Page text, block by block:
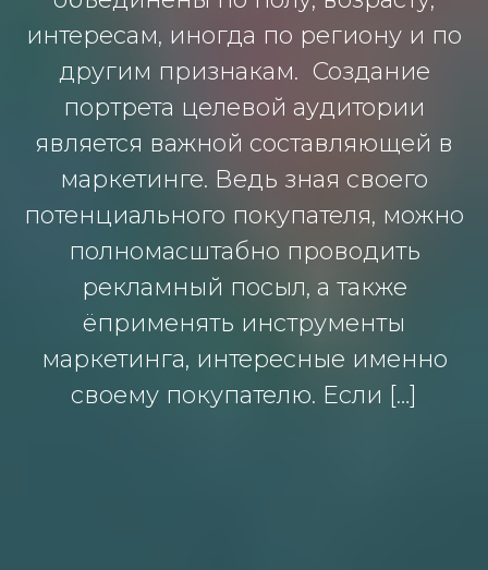
интересам, иногда по региону и по
другим признакам. Создание
портрета целевой аудитории
является важной составляющей в
маркетинге. Ведь зная своего
потенциального покупателя, можно
полномасштабно проводить
рекламный посыл, а также
ёприменять инструменты
маркетинга, интересные именно
своему покупателю. Если […]